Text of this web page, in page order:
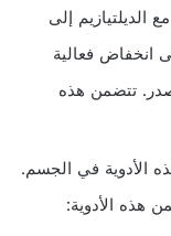
الديلتيازيم إلى
انخفاض فعالية
تتضمن هذه
الأدوية في الجسم.
هذه الأدوية: